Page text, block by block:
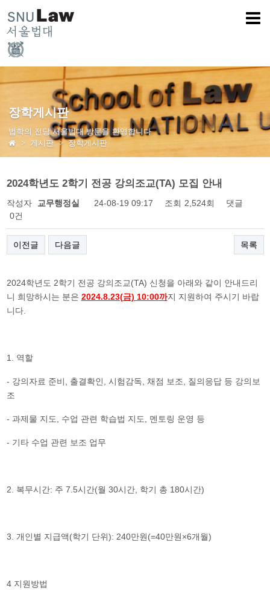
장학게시판
법학의 전당 서울법대 방문을 환영합니다
게시판
장학게시판
2024학년도 2학기 전공 강의조교(TA) 모집 안내
작성자 교무행정실 24-08-19 09:17 조회 2,524회
댓글
0건
이전글 다음글 목록
2024학년도 2학기 전공 강의조교(TA) 신청을 아래와 같이 안내드리
니 희망하시는 분은 2024.8.23(금) 10:00까지 지원하여 주시기 바랍
니다.
1. 역할
- 강의자료 준비 출결확인 시험감독 채점 보조
질의응답 등 강의보
조
- 과제물 지도 수업 관련 학습법 지도 멘토링 운영 등
- 기타 수업 관련 보조 업무
2. 복무시간: 주 7.5시간(월 30시간, 학기 총 180시간)
3. 개인별 지급액 (학기 단위 ): 240만원 (=40만원 ×6개월)
4 지원방법